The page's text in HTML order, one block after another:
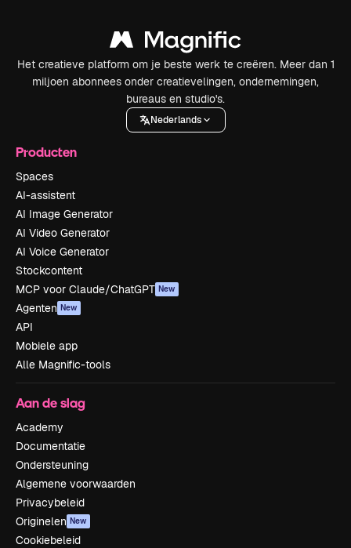
Het creatieve platform om je beste werk te creëren. Meer dan 1
miljoen abonnees onder creatievelingen, ondernemingen,
bureaus en studio's.
Nederlands
Producten
Spaces
AI-assistent
AI Image Generator
AI Video Generator
AI Voice Generator
Stockcontent
MCP voor Claude/ChatGPT New
Agenten New
API
Mobiele app
Alle Magnific-tools
Aan de slag
Academy
Documentatie
Ondersteuning
Algemene voorwaarden
Privacybeleid
Originelen New
Cookiebeleid